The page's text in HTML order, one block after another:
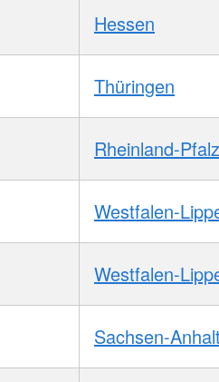
Hessen
Thüringen
Rheinland-Pfalz
Westfalen-
Westfalen-
Sachsen-Anhalt